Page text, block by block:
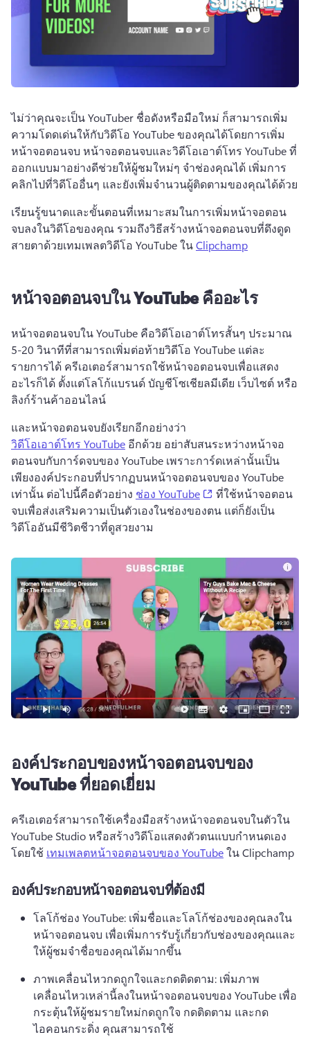
ไม่ว่าคุณจะเป็น YouTuber ชื่อดังหรือมือใหม่ ก็สามารถเพิ่ม
ความโดดเด่นให้กับวิดีโอ YouTube ของคุณได้โดยการเพิ่ม
หน้าจอตอนจบ หน้าจอตอนจบและวิดีโอเอาต์โทร YouTube ที่
ออกแบบมาอย่างดีช่วยให้ผู้ชมใหม่ๆ จำช่องคุณได้ เพิ่มการ
คลิกไปที่วิดีโออื่นๆ และยังเพิ่มจำนวนผู้ติดตามของคุณได้ด้วย
เรียนรู้ขนาดและขั้นตอนที่เหมาะสมในการเพิ่มหน้าจอตอน
จบลงในวิดีโอของคุณ รวมถึงวิธีสร้างหน้าจอตอนจบที่ดึงดูด
สายตาด้วยเทมเพลตวิดีโอ YouTube ใน Clipchamp
หน้าจอตอนจบใน YouTube คืออะไร
หน้าจอตอนจบใน YouTube คือวิดีโอเอาต์โทรสั้นๆ ประมาณ
5-20 วินาทีที่สามารถเพิ่มต่อท้ายวิดีโอ YouTube แต่ละ
รายการได้ ครีเอเตอร์สามารถใช้หน้าจอตอนจบเพื่อแสดง
อะไรก็ได้ ตั้งแต่โลโก้แบรนด์ บัญชีโซเชียลมีเดีย เว็บไซต์ หรือ
ลิงก์ร้านค้าออนไลน์
และหน้าจอตอนจบยังเรียกอีกอย่างว่า
วิดีโอเอาต์โทร YouTube อีกด้วย อย่าสับสนระหว่างหน้าจอ
ตอนจบกับการ์ดจบของ YouTube เพราะการ์ดเหล่านั้นเป็น
เพียงองค์ประกอบที่ปรากฏบนหน้าจอตอนจบของ YouTube
เท่านั้น ต่อไปนี้คือตัวอย่าง ช่อง YouTube (opens in a new tab)
ที่ใช้หน้าจอตอน
จบเพื่อส่งเสริมความเป็นตัวเองในช่องของตน แต่ก็ยังเป็น
วิดีโออันมีชีวิตชีวาที่ดูสวยงาม
องค์ประกอบของหน้าจอตอนจบของ
YouTube ที่ยอดเยี่ยม
ครีเอเตอร์สามารถใช้เครื่องมือสร้างหน้าจอตอนจบในตัวใน
YouTube Studio หรือสร้างวิดีโอแสดงตัวตนแบบกำหนดเอง
โดยใช้ เทมเพลตหน้าจอตอนจบของ YouTube ใน Clipchamp
องค์ประกอบหน้าจอตอนจบที่ต้องมี
โลโก้ช่อง YouTube: เพิ่มชื่อและโลโก้ช่องของคุณลงใน
หน้าจอตอนจบ เพื่อเพิ่มการรับรู้เกี่ยวกับช่องของคุณและ
ให้ผู้ชมจำชื่อของคุณได้มากขึ้น
ภาพเคลื่อนไหวกดถูกใจและกดติดตาม: เพิ่มภาพ
เคลื่อนไหวเหล่านี้ลงในหน้าจอตอนจบของ YouTube เพื่อ
กระตุ้นให้ผู้ชมรายใหม่กดถูกใจ กดติดตาม และกด
ไอคอนกระดิ่ง คุณสามารถใช้